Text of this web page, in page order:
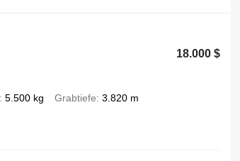
18.000 $
5.500 kg Grabtiefe 3.820 m